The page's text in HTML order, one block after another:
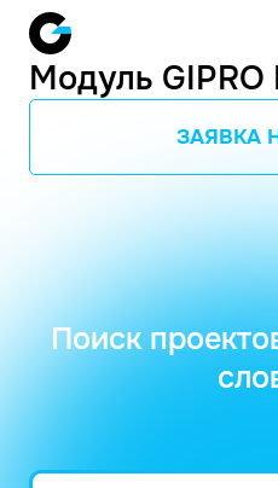
Модуль GIPRO
ЗАЯВКА
Поиск